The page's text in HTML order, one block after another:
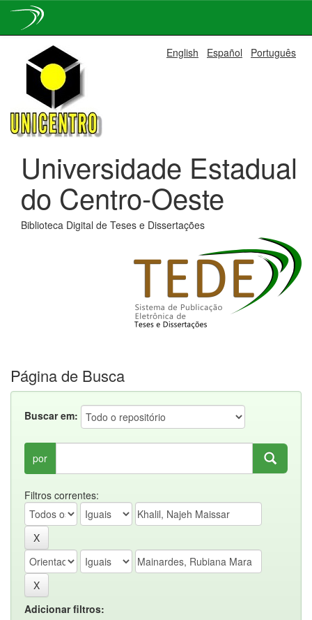
navigation
English Español Português
Universidade Estadual
do Centro-Oeste
Biblioteca Digital de Teses e Dissertações
Página de Busca
Buscar em:
por
Filtros correntes:
Adicionar filtros: